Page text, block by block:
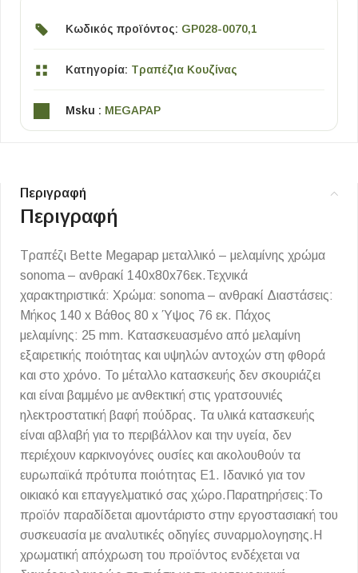
Κωδικός προϊόντος: GP028-0070,1
Κατηγορία: Τραπέζια Κουζίνας
Msku : MEGAPAP
Περιγραφή
Περιγραφή
Τραπέζι Bette Megapap μεταλλικό – μελαμίνης χρώμα
sonoma – ανθρακί 140x80x76εκ.Τεχνικά
χαρακτηριστικά: Χρώμα: sonoma – ανθρακί Διαστάσεις:
Μήκος 140 x Βάθος 80 x Ύψος 76 εκ. Πάχος
μελαμίνης: 25 mm. Κατασκευασμένο από μελαμίνη
εξαιρετικής ποιότητας και υψηλών αντοχών στη φθορά
και στο χρόνο. Το μέταλλο κατασκευής δεν σκουριάζει
και είναι βαμμένο με ανθεκτική στις γρατσουνιές
ηλεκτροστατική βαφή πούδρας. Τα υλικά κατασκευής
είναι αβλαβή για το περιβάλλον και την υγεία, δεν
περιέχουν καρκινογόνες ουσίες και ακολουθούν τα
ευρωπαϊκά πρότυπα ποιότητας Ε1. Ιδανικό για τον
οικιακό και επαγγελματικό σας χώρο.Παρατηρήσεις:Το
προϊόν παραδίδεται αμοντάριστο στην εργοστασιακή του
συσκευασία με αναλυτικές οδηγίες συναρμολογησης.Η
χρωματική απόχρωση του προϊόντος ενδέχεται να